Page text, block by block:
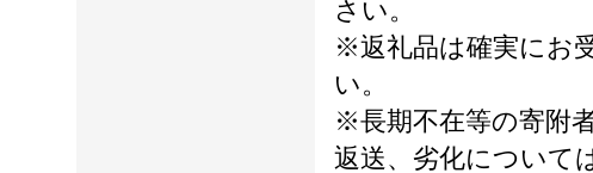
さい。
※返礼品は確実にお
い。
※長期不在等の寄附
返送、劣化について